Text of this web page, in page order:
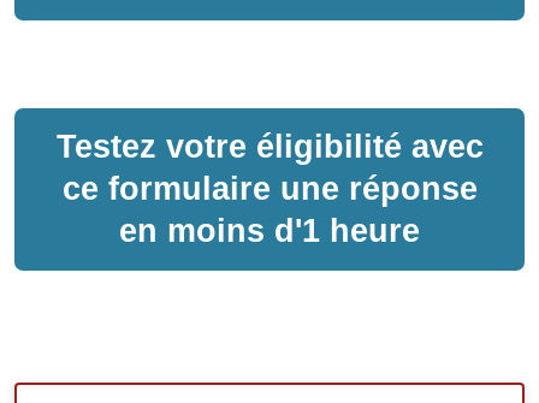
Testez votre éligibilité avec
ce formulaire une réponse
en moins d'1 heure